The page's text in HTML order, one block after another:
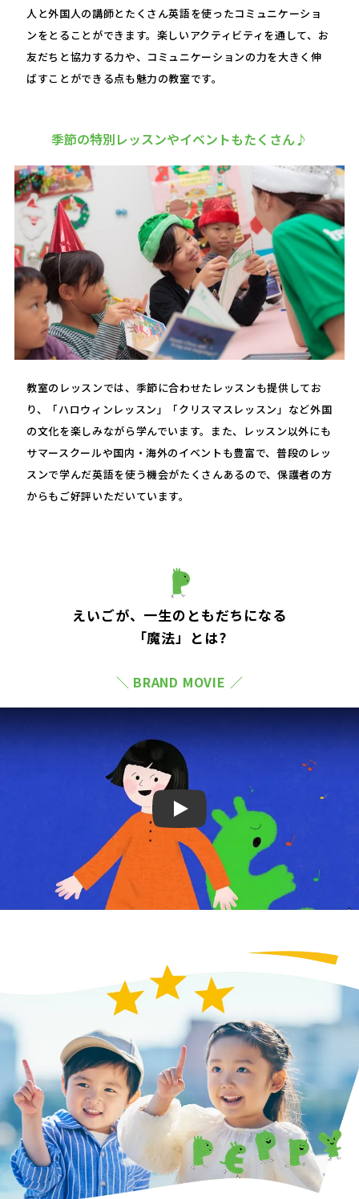
人と外国人の講師とたくさん英語を使ったコミュニケーショ
ンをとることができます。楽しいアクティビティを通して、お
友だちと協力する力や、コミュニケーションの力を大きく伸
ばすことができる点も魅力の教室です。
季節の特別レッスンやイベントもたくさん♪
教室のレッスンでは、季節に合わせたレッスンも提供してお
り、「ハロウィンレッスン」「クリスマスレッスン」など外国
の文化を楽しみながら学んでいます。また、レッスン以外にも
サマースクールや国内・海外のイベントも豊富で、普段のレッ
スンで学んだ英語を使う機会がたくさんあるので、保護者の方
からもご好評いただいています。
えいごが、一生のともだちになる
「魔法」とは?
＼ BRAND MOVIE ／